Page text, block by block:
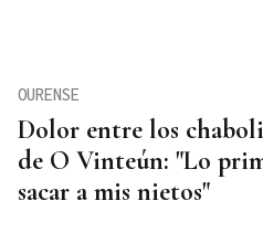
Dolor entre los
de O Vinteún: "Lo
sacar a mis nietos"
OURENSE